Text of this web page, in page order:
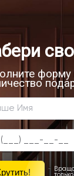
Porta